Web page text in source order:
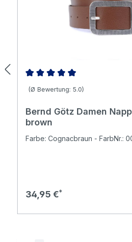
Durchschnittliche Bewertung
(Ø Bewertung: 5.0)
Bernd Götz Damen
brown
Farbe: Cognacbraun - FarbNr.:
Regulärer Preis:
34,95 €